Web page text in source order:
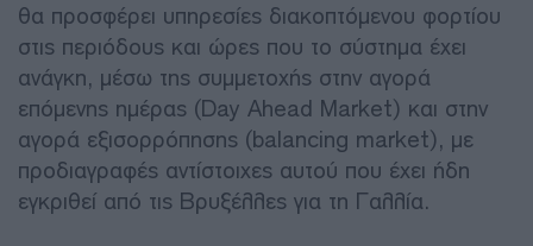
θα προσφέρει υπηρεσίες διακοπτόμενου φορτίου
στις περιόδους και ώρες που το σύστημα έχει
ανάγκη, μέσω της συμμετοχής στην αγορά
επόμενης ημέρας (Day Ahead Market) και στην
αγορά εξισορρόπησης (balancing market), με
προδιαγραφές αντίστοιχες αυτού που έχει ήδη
εγκριθεί από τις Βρυξέλλες για τη Γαλλία.